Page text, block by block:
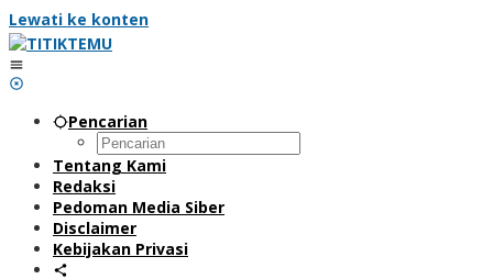
Lewati ke konten
Pencarian
Tentang Kami
Redaksi
Pedoman Media Siber
Disclaimer
Kebijakan Privasi